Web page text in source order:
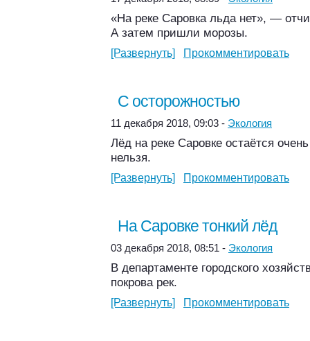
«На реке Саровка льда нет», —
А затем пришли морозы.
[Развернуть] Прокомментировать
С осторожностью
11 декабря 2018, 09:03 - Экология
Лёд на реке Саровке остаётся
нельзя.
[Развернуть] Прокомментировать
На Саровке тонкий лёд
03 декабря 2018, 08:51 - Экология
В департаменте городского
покрова рек.
[Развернуть] Прокомментировать